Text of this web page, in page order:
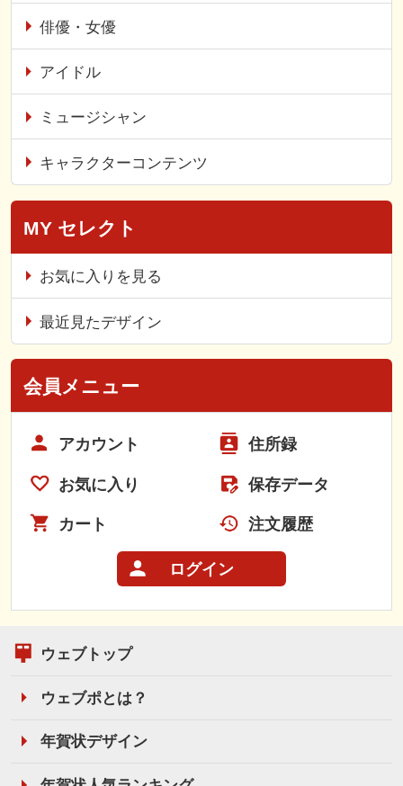
俳優・女優
アイドル
ミュージシャン
キャラクターコンテンツ
MY セレクト
お気に入りを見る
最近見たデザイン
会員メニュー
アカウント 住所録
お気に入り 保存データ
カート 注文履歴
ログイン
ウェブトップ
ウェブポとは？
年賀状デザイン